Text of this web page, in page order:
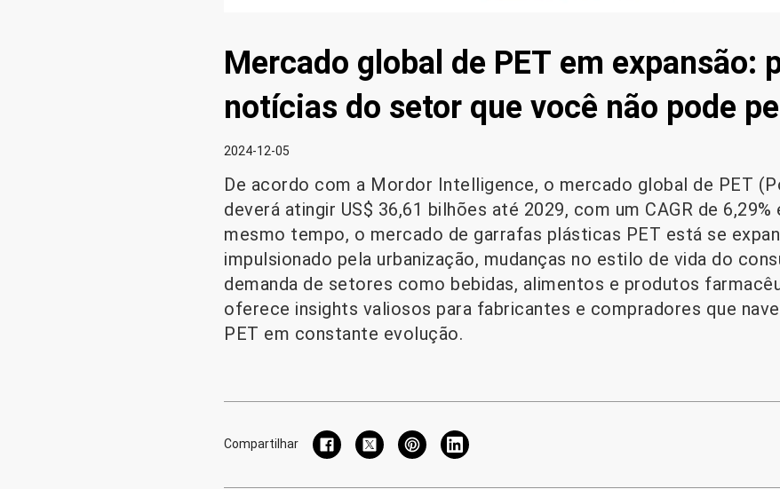
Mercado global de PET em expansão:
notícias do setor que você não pode
2024-12-05
De acordo com a Mordor Intelligence, o mercado global de PET
deverá atingir US$ 36,61 bilhões até 2029, com um CAGR de
mesmo tempo, o mercado de garrafas plásticas PET está se
impulsionado pela urbanização, mudanças no estilo de vida do
demanda de setores como bebidas, alimentos e produtos
oferece insights valiosos para fabricantes e compradores que
PET em constante evolução.
Compartilhar